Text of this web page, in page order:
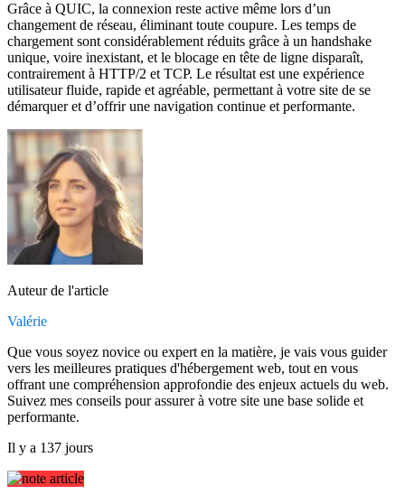
Grâce à QUIC, la connexion reste active même lors d’un
changement de réseau, éliminant toute coupure. Les temps de
chargement sont considérablement réduits grâce à un handshake
unique, voire inexistant, et le blocage en tête de ligne disparaît,
contrairement à HTTP/2 et TCP. Le résultat est une expérience
utilisateur fluide, rapide et agréable, permettant à votre site de se
démarquer et d’offrir une navigation continue et performante.
Auteur de l'article
Valérie
Que vous soyez novice ou expert en la matière, je vais vous guider
vers les meilleures pratiques d'hébergement web, tout en vous
offrant une compréhension approfondie des enjeux actuels du web.
Suivez mes conseils pour assurer à votre site une base solide et
performante.
Il y a 137 jours